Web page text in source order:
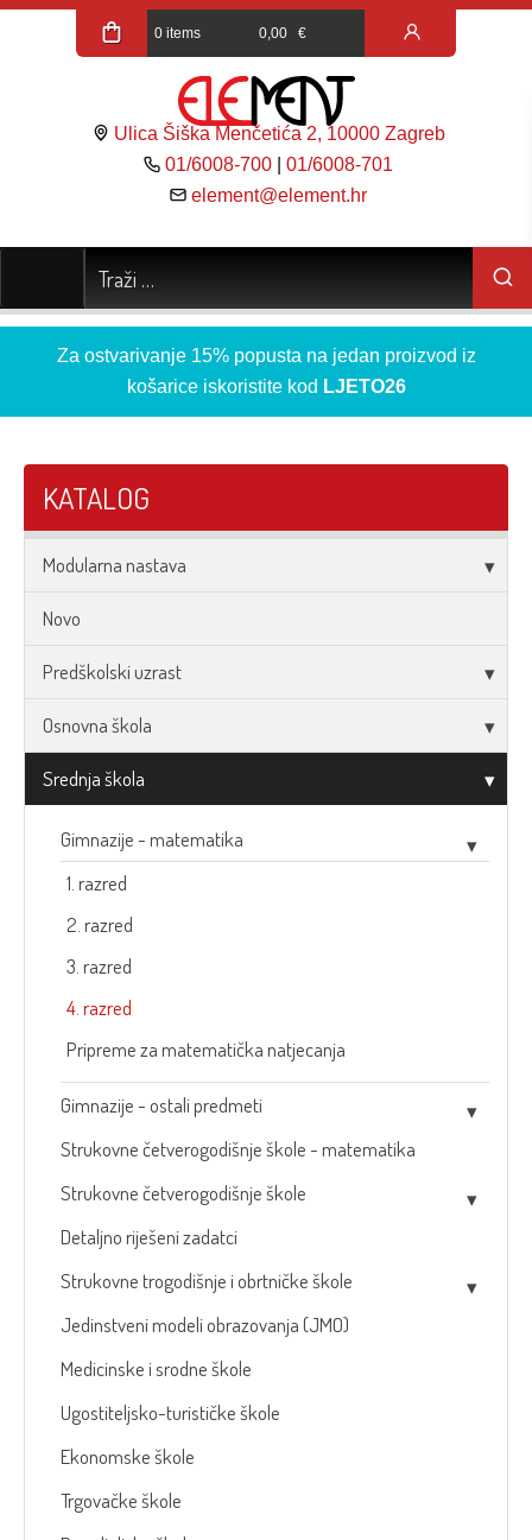
0 items 0,00 €
Ulica Šiška Menčetića 2, 10000 Zagreb
01/6008-700 |01/6008-701
element@element.hr
Za ostvarivanje 15% popusta na jedan proizvod iz
košarice iskoristite kod LJETO26
KATALOG
Modularna nastava
Novo
Predškolski uzrast
Osnovna škola
Srednja škola
Gimnazije - matematika
1. razred
2. razred
3. razred
4. razred
Pripreme za matematička natjecanja
Gimnazije - ostali predmeti
Strukovne četverogodišnje škole - matematika
Strukovne četverogodišnje škole
Detaljno riješeni zadatci
Strukovne trogodišnje i obrtničke škole
Jedinstveni modeli obrazovanja (JMO)
Medicinske i srodne škole
Ugostiteljsko-turističke škole
Ekonomske škole
Trgovačke škole